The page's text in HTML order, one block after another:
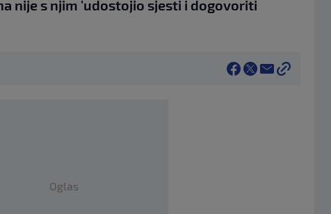
nije s njim 'udostojio sjesti i dogovoriti
Oglas